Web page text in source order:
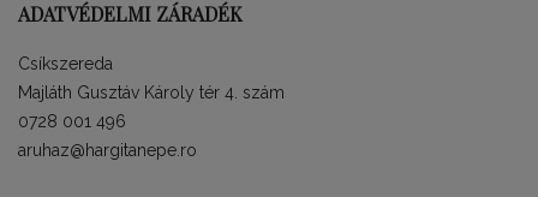
ADATVÉDELMI ZÁRADÉK
Csíkszereda
Majláth Gusztáv Károly tér 4. szám
0728 001 496
aruhaz@hargitanepe.ro